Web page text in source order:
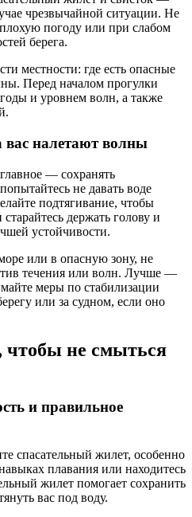
чрезвычайной ситуации. Не
погоду или при слабом
берега.
местности: где есть опасные
Перед началом прогулки
и уровнем волн, а также
вас налетают волны
— сохранять
не давать воде
подтягивание, чтобы
держать голову и
устойчивости.
или в опасную зону, не
течения или волн. Лучше —
меры по стабилизации
или за судном, если оно
чтобы не смыться
и правильное
спасательный жилет, особенно
плавания или находитесь
жилет помогает сохранить
вас под воду.